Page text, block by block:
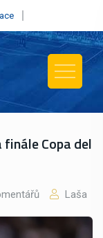
Copa del
Laša